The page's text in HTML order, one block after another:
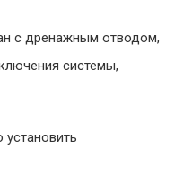
с дренажным отводом,
системы,